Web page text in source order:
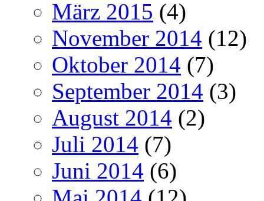
März 2015 (4)
November 2014 (12)
Oktober 2014 (7)
September 2014 (3)
August 2014 (2)
Juli 2014 (7)
Juni 2014 (6)